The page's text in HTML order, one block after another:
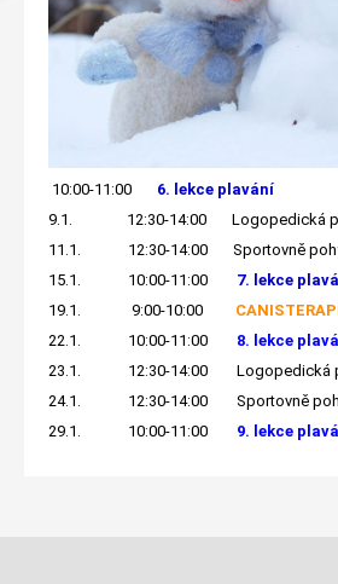
10:00-11:00 6. lekce plavání
9.1. 12:30-14:00 Logopedická
11.1. 12:30-14:00 Sportovně
15.1. 10:00-11:00 7. lekce
19.1. 9:00-10:00
22.1. 10:00-11:00
8. lekce
23.1. 12:30-14:00 Logopedická
24.1. 12:30-14:00 Sportovně
29.1. 10:00-11:00 9. lekce